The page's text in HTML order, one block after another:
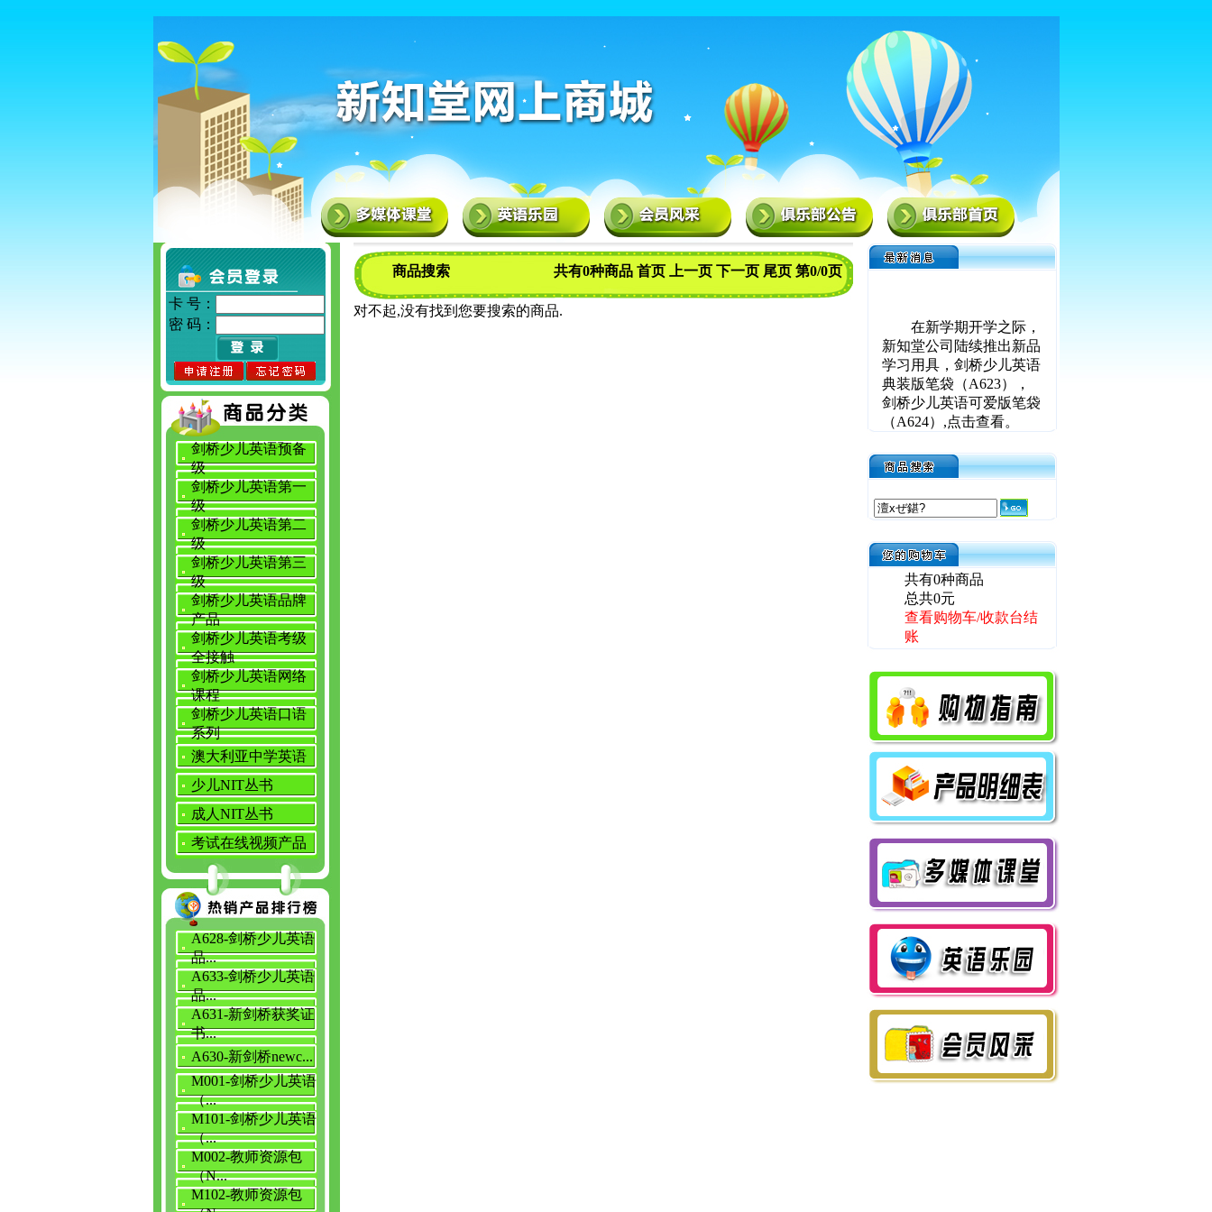
卡 号：
密 码：
剑桥少儿英语预备
级
剑桥少儿英语第一
级
剑桥少儿英语第二
级
剑桥少儿英语第三
级
剑桥少儿英语品牌
产品
剑桥少儿英语考级
全接触
剑桥少儿英语网络
课程
剑桥少儿英语口语
系列
澳大利亚中学英语
少儿NIT丛书
成人NIT丛书
考试在线视频产品
A628-剑桥少儿英语
品...
A633-剑桥少儿英语
品...
A631-新剑桥获奖证
书...
A630-新剑桥newc...
M001-剑桥少儿英语
（...
M101-剑桥少儿英语
（...
M002-教师资源包
（N...
M102-教师资源包
商品搜索 共有0种商品 首页 上一页 下一页 尾页 第0/0页
对不起,没有找到您要搜索的商品.
在新学期开学之际，
新知堂公司陆续推出新品
学习用具，剑桥少儿英语
典装版笔袋（A623），
剑桥少儿英语可爱版笔袋
（A624）,点击查看。
剑桥少儿英语卡通印
章最新上市!
剑桥少儿英语多媒体
更多详情，请点击进入！
2010版剑桥少儿英语
小手提袋的价格优惠调
整，定价4元，网购价3.2
关注！
2010版最新系列教辅
权威上市，请全面关注商
品公告！
为答谢新老客户4年
来对商城的关心与厚爱，
商城部分商品价格有所下
调，另全部商品增加“网
购价格”全面让利给商城
客户，敬请关注！
即日起，凡一次性订
购10套以上“澳大利亚中
学英语”一级教材的，均
可免费获赠相应数量
的“超级学员包”（每套价
值95元）。数量有限，先
到先得！订购热线：010-
67135201。
共有0种商品
总共0元
查看购物车/收款台结
账